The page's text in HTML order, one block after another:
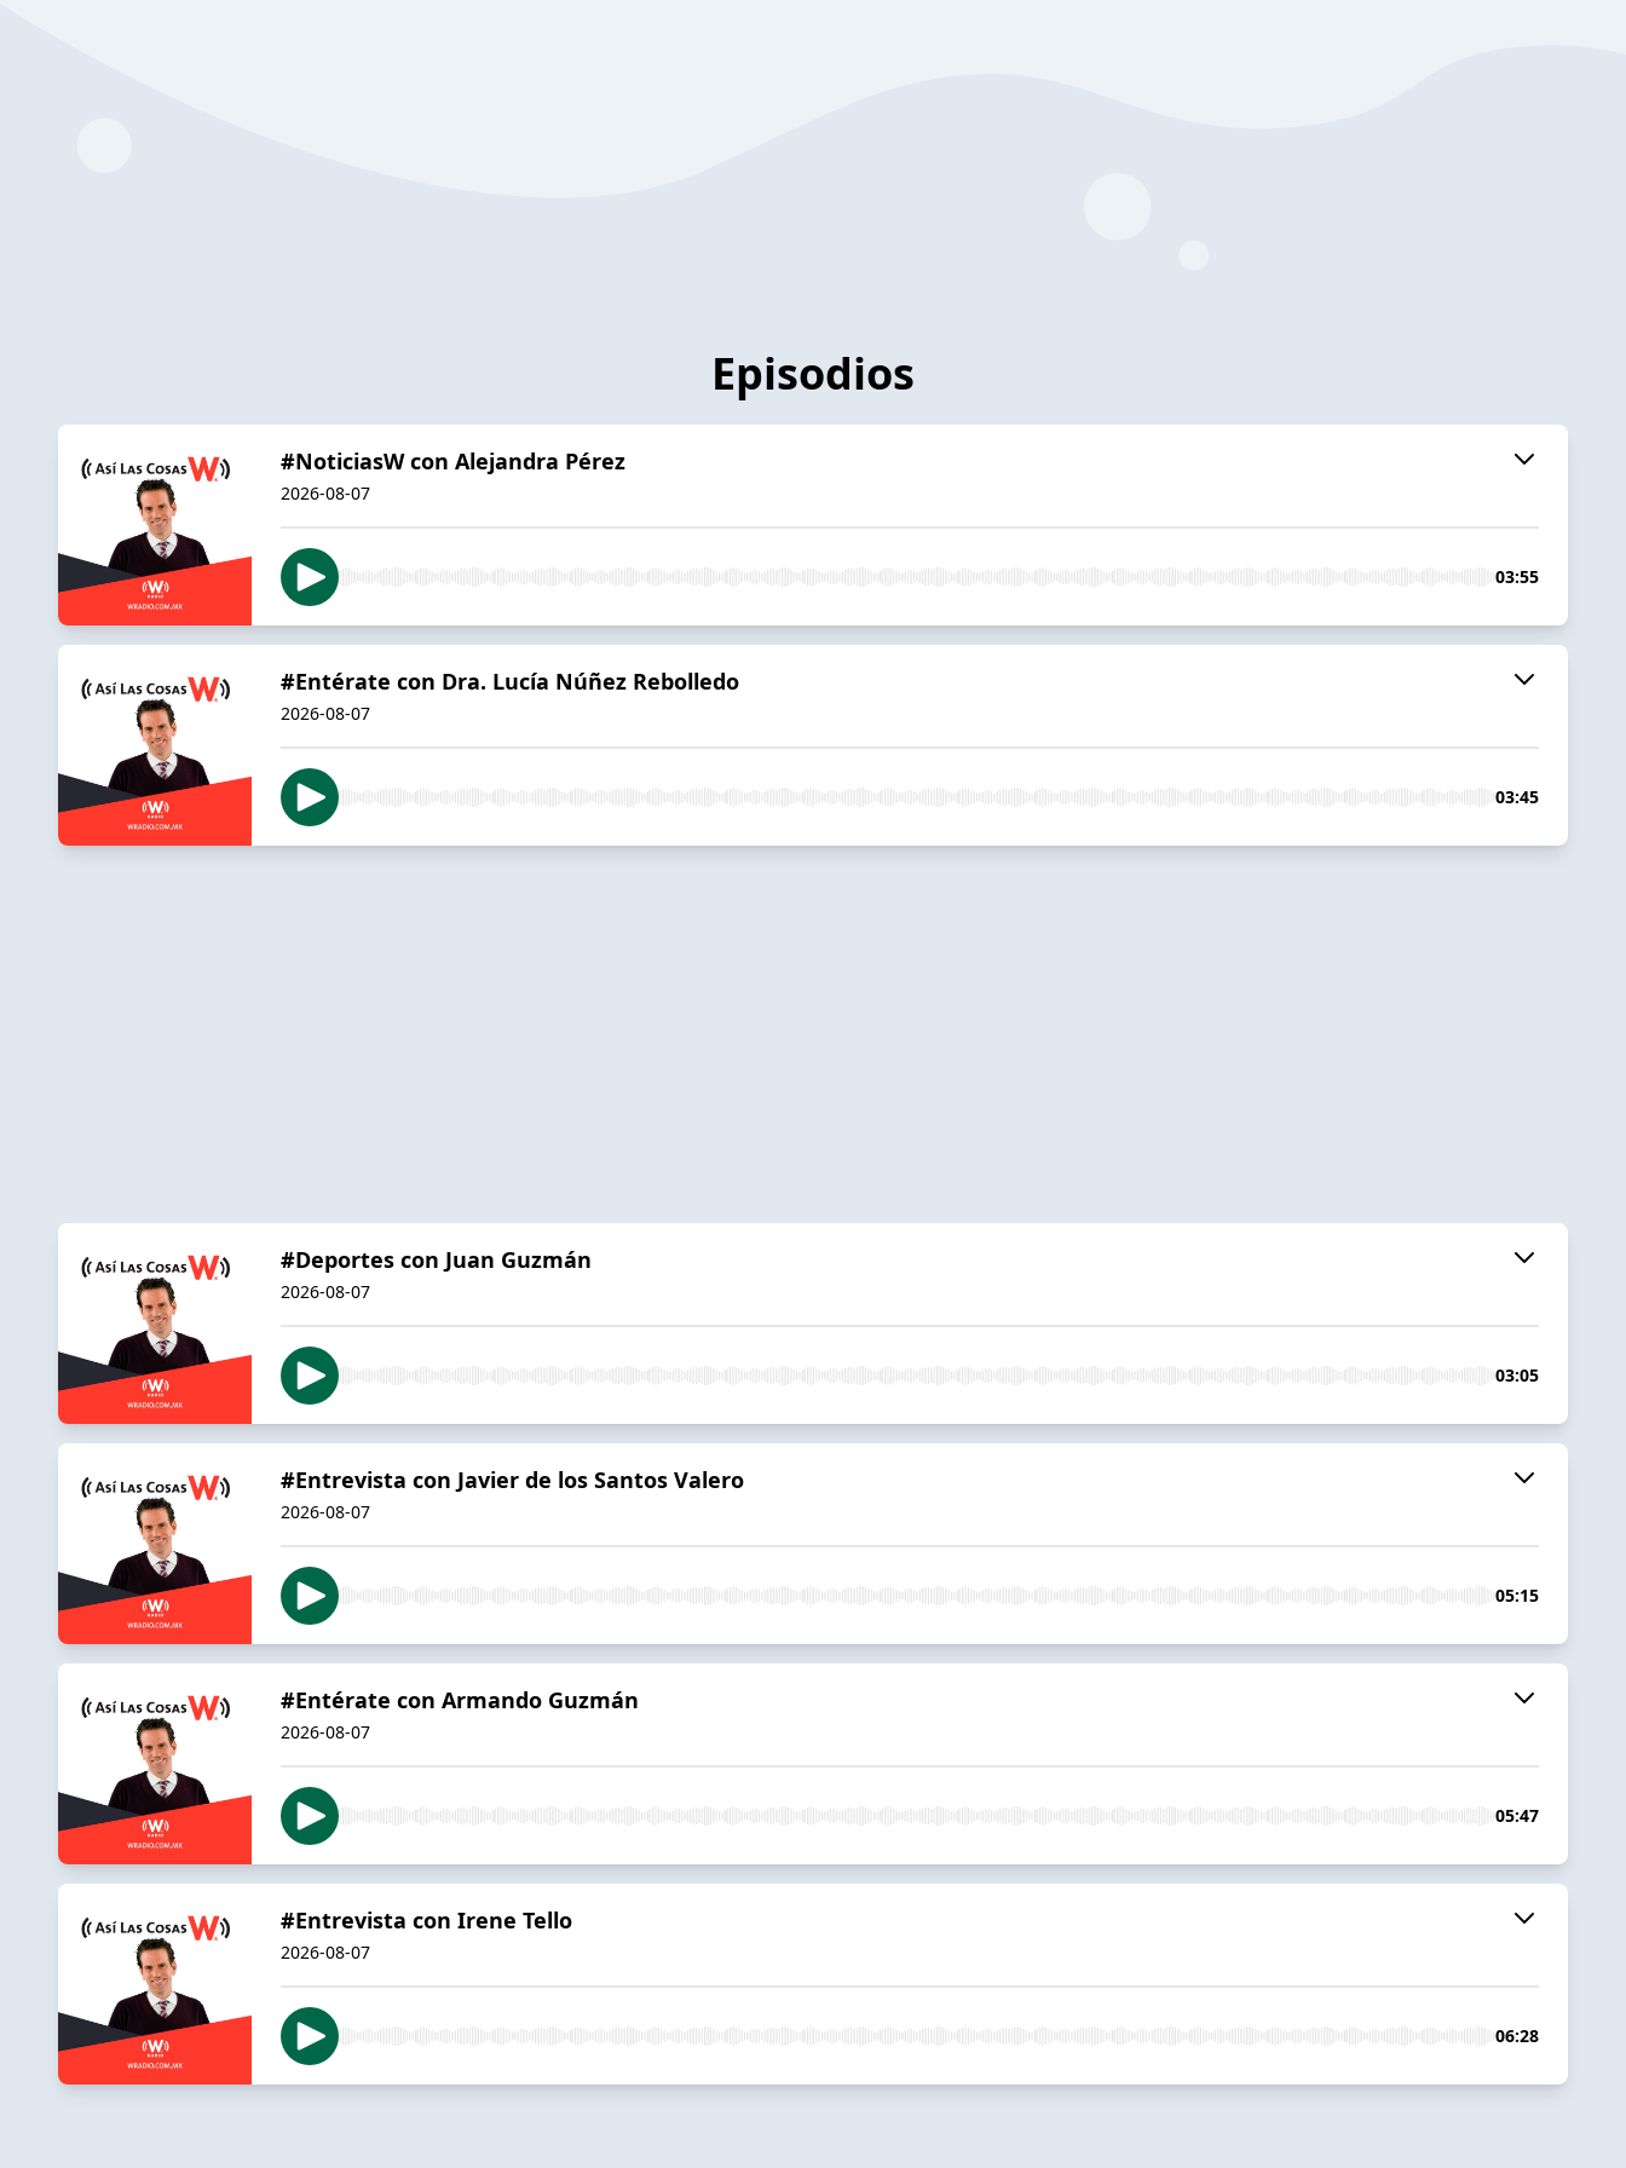
Episodios
#NoticiasW con Alejandra Pérez
2026-08-07
03:55
#Entérate con Dra. Lucía Núñez Rebolledo
2026-08-07
03:45
#Deportes con Juan Guzmán
2026-08-07
03:05
#Entrevista con Javier de los Santos Valero
2026-08-07
05:15
#Entérate con Armando Guzmán
2026-08-07
05:47
#Entrevista con Irene Tello
2026-08-07
06:28